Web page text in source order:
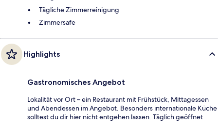
Tägliche Zimmerreinigung
Zimmersafe
Highlights
Gastronomisches Angebot
Lokalität vor Ort – ein Restaurant mit Frühstück, Mittagessen
und Abendessen im Angebot. Besonders internationale Küche
solltest du dir hier nicht entgehen lassen. Täglich geöffnet